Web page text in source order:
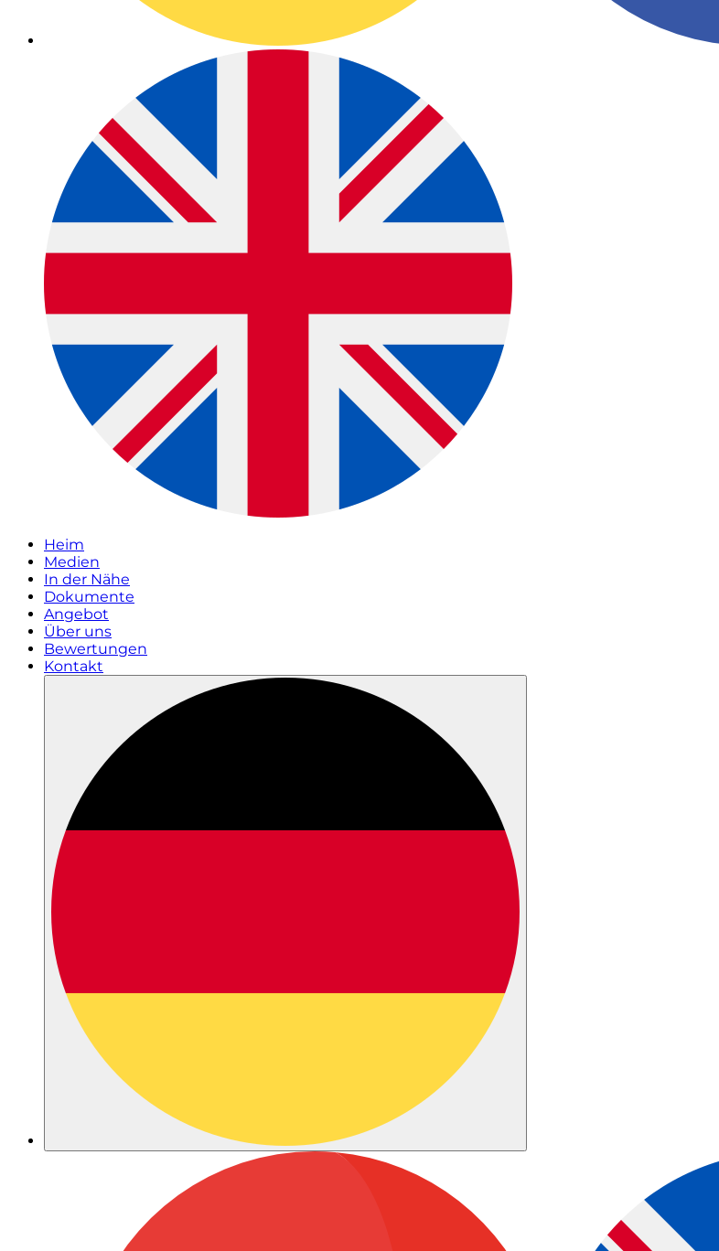
Heim
Medien
In der Nähe
Dokumente
Angebot
Über uns
Bewertungen
Kontakt